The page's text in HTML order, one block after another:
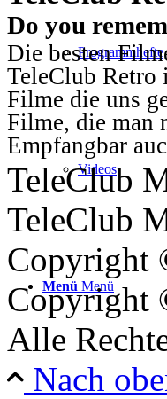
Programmhefte
Videos
Menü Menü
Do you
Die besten
TeleClub Retro
Filme die uns
Filme, die man
Empfangbar
TeleClub
TeleClub
Copyright
Copyright
Alle
Nach